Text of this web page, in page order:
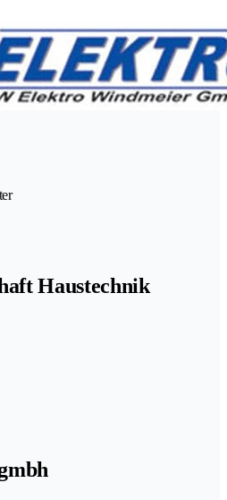
Haustechnik